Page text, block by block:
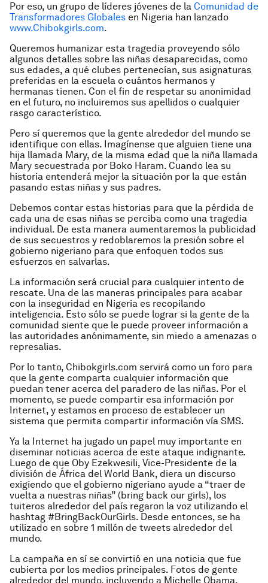
Por eso, un grupo de líderes jóvenes de la Comunidad de
Transformadores Globales en Nigeria han lanzado
www.Chibokgirls.com.
Queremos humanizar esta tragedia proveyendo sólo
algunos detalles sobre las niñas desaparecidas, como
sus edades, a qué clubes pertenecían, sus asignaturas
preferidas en la escuela o cuántos hermanos y
hermanas tienen. Con el fin de respetar su anonimidad
en el futuro, no incluiremos sus apellidos o cualquier
rasgo característico.
Pero sí queremos que la gente alrededor del mundo se
identifique con ellas. Imagínense que alguien tiene una
hija llamada Mary, de la misma edad que la niña llamada
Mary secuestrada por Boko Haram. Cuando lea su
historia entenderá mejor la situación por la que están
pasando estas niñas y sus padres.
Debemos contar estas historias para que la pérdida de
cada una de esas niñas se perciba como una tragedia
individual. De esta manera aumentaremos la publicidad
de sus secuestros y redoblaremos la presión sobre el
gobierno nigeriano para que enfoquen todos sus
esfuerzos en salvarlas.
La información será crucial para cualquier intento de
rescate. Una de las maneras principales para acabar
con la inseguridad en Nigeria es recopilando
inteligencia. Esto sólo se puede lograr si la gente de la
comunidad siente que le puede proveer información a
las autoridades anónimamente, sin miedo a amenazas o
represalias.
Por lo tanto, Chibokgirls.com servirá como un foro para
que la gente comparta cualquier información que
puedan tener acerca del paradero de las niñas. Por el
momento, se puede compartir esa información por
Internet, y estamos en proceso de establecer un
sistema que permita compartir información vía SMS.
Ya la Internet ha jugado un papel muy importante en
diseminar noticias acerca de este ataque indignante.
Luego de que Oby Ezekwesili, Vice-Presidente de la
división de África del World Bank, diera un discurso
exigiendo que el gobierno nigeriano ayude a “traer de
vuelta a nuestras niñas” (bring back our girls), los
tuiteros alrededor del país regaron la voz utilizando el
hashtag #BringBackOurGirls. Desde entonces, se ha
utilizado en sobre 1 millón de tweets alrededor del
mundo.
La campaña en sí se convirtió en una noticia que fue
cubierta por los medios principales. Fotos de gente
alrededor del mundo, incluyendo a Michelle Obama,